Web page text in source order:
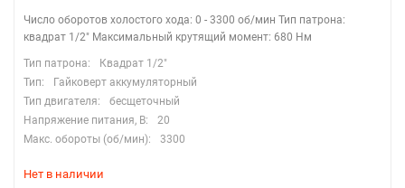
Число оборотов холостого хода: 0 - 3300 об/мин Тип патрона:
квадрат 1/2" Максимальный крутящий момент: 680 Нм
Тип патрона:
Квадрат 1/2"
Тип:
Гайковерт аккумуляторный
Тип двигателя:
бесщеточный
Напряжение питания, В:
20
Макс. обороты (об/мин):
3300
Нет в наличии